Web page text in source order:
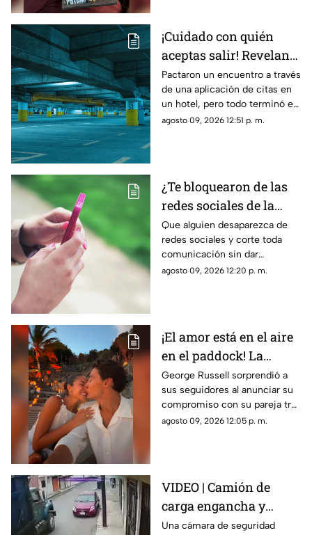
¡Cuidado con quién
aceptas salir! Revelan
nuevo modus operandi
de rob0 tras conocerse
de una aplicación de
citas
Pactaron un encuentro a través
de una aplicación de citas en
un hotel, pero todo terminó en
un rob0 agravado
agosto 09, 2026 12:51 p. m.
¿Te bloquearon de las
redes sociales de la
nada? La razón
psicológica por la que
algunas personas
eligen el contacto cero
Que alguien desaparezca de
redes sociales y corte toda
comunicación sin dar
explicaciones genera ansiedad
agosto 09, 2026 12:20 p. m.
¡El amor está en el aire
en el paddock! La
romántica propuesta
de matrimonio de
George Russell a
Carmen Montero
George Russell sorprendió a
sus seguidores al anunciar su
compromiso con su pareja tras
más de cinco años juntos
agosto 09, 2026 12:05 p. m.
VIDEO | Camión de
carga engancha y
destruye vehículo
Una cámara de seguridad